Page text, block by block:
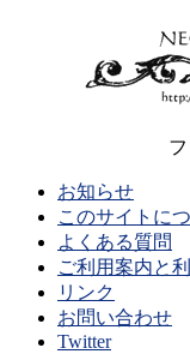
お知らせ
このサイトに
よくある質問
ご利用案内と
リンク
お問い合わせ
Twitter